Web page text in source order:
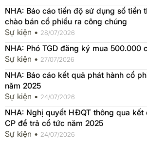
NHA: Báo cáo tiến độ sử dụng số tiền
chào bán cổ phiếu ra công chúng
Sự kiện • 28/07/2026
NHA: Phó TGD đăng ký mua 500.000
Sự kiện • 27/07/2026
NHA: Báo cáo kết quả phát hành cổ
năm 2025
Sự kiện • 24/07/2026
NHA: Nghị quyết HĐQT thông qua kết
CP để trả cổ tức năm 2025
Sự kiện • 24/07/2026